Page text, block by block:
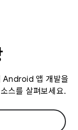
Android 앱 개발을
스를 살펴보세요.